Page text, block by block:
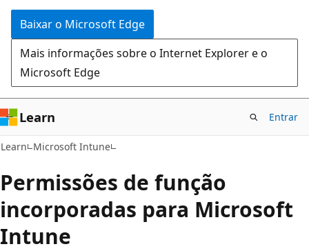
Baixar o Microsoft Edge
Mais informações sobre o Internet Explorer e o
Microsoft Edge
Learn Entrar
Learn Microsoft Intune
Permissões de função
incorporadas para Microsoft
Intune